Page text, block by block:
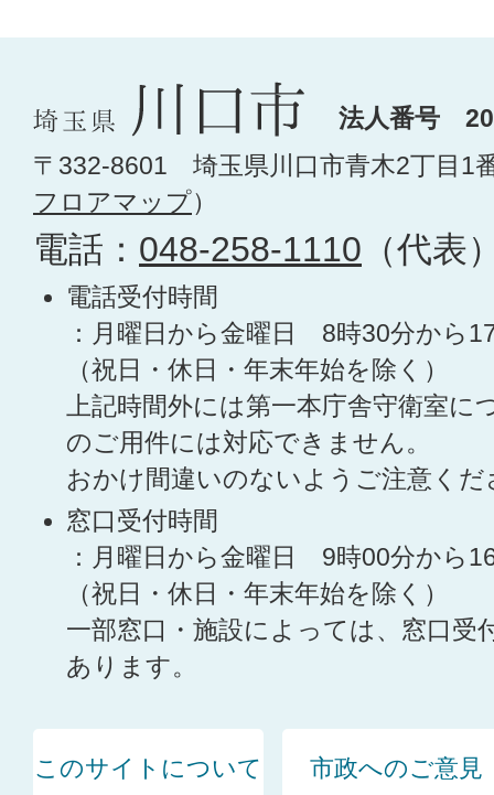
法人番号
〒332-8601 埼玉県川口市青木2丁目1
フロアマップ）
電話： 048-258-1110 （代表
電話受付時間
：月曜日から金曜日 8時30分から
（祝日・休日・年末年始を除く）
上記時間外には第一本庁舎守衛室に
のご用件には対応できません。
おかけ間違いのないようご注意くだ
窓口受付時間
：月曜日から金曜日 9時00分から
（祝日・休日・年末年始を除く）
一部窓口・施設によっては、窓口受
あります。
このサイトについて 市政へのご意見